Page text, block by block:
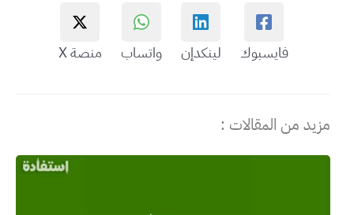
فايسبوك لينكدإن واتساب منصة X
مزيد من المقالات :